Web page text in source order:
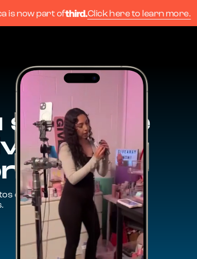
is now part of Click here to learn more.
de
en
LiveMax
en cámara